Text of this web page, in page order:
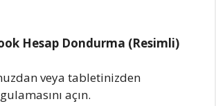
Hesap Dondurma (Resimli)
veya tabletinizden
açın.